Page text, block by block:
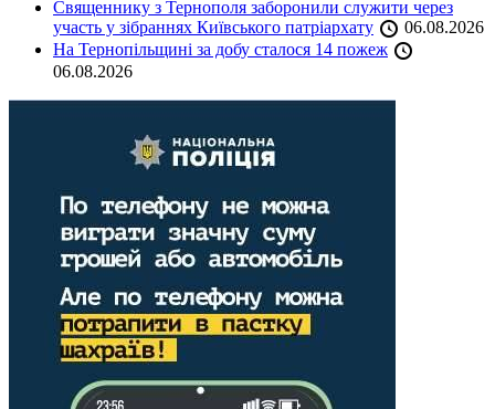
Священнику з Тернополя заборонили служити через
участь у зібраннях Київського патріархату
06.08.2026
На Тернопільщині за добу сталося 14 пожеж
06.08.2026